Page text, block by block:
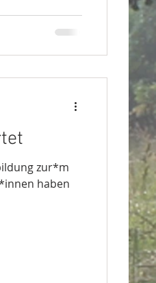
zur*m
haben